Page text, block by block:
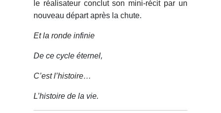
le réalisateur conclut son mini-récit par un
nouveau départ après la chute.
Et la ronde infinie
De ce cycle éternel,
C’est l’histoire…
L’histoire de la vie.